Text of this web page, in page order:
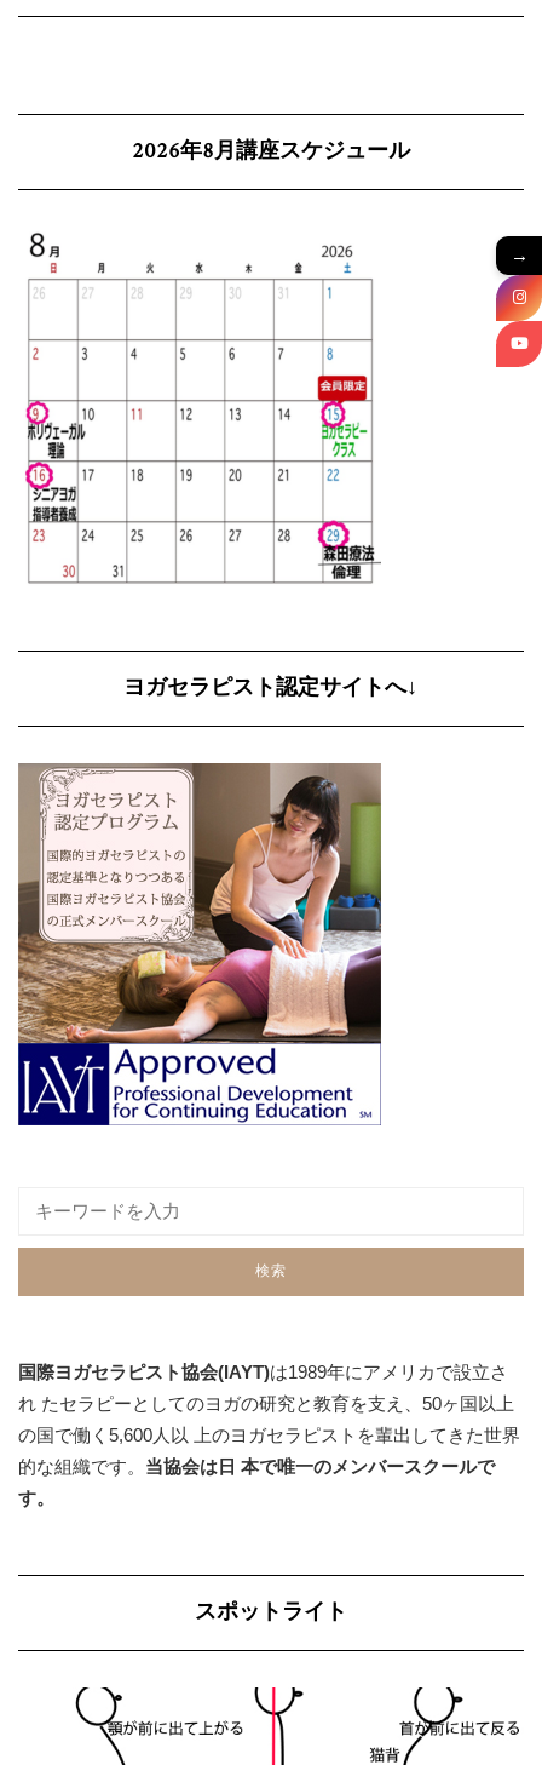
2026年8月講座スケジュール
ヨガセラピスト認定サイトへ↓
国際ヨガセラピスト協会(IAYT)は1989年にアメリカで設立さ
れ たセラピーとしてのヨガの研究と教育を支え、50ヶ国以上
の国で働く5,600人以 上のヨガセラピストを輩出してきた世界
的な組織です。 当協会は日 本で唯一のメンバースクールで
す。
スポットライト
→